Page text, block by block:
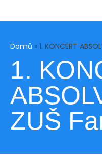
Domů » 1. KONCERT
1.
ZUŠ